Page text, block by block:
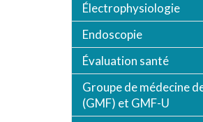
Électrophysiologie
Endoscopie
Évaluation santé
Groupe de médecine
(GMF) et GMF-U